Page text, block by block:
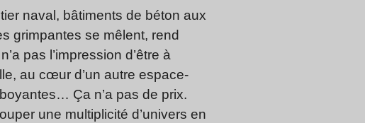
naval, bâtiments de béton aux
grimpantes se mêlent, rend
pas l’impression d’être à
au cœur d’un autre espace-
Ça n’a pas de prix.
une multiplicité d’univers en